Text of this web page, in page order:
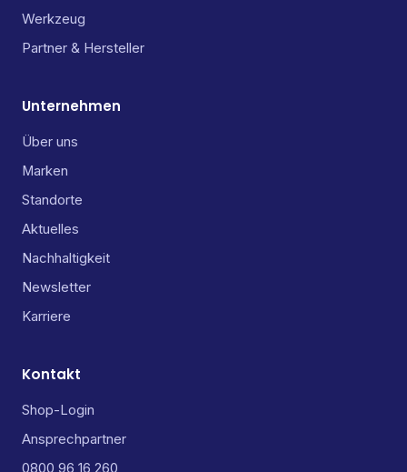
Werkzeug
Partner & Hersteller
Unternehmen
Über uns
Marken
Standorte
Aktuelles
Nachhaltigkeit
Newsletter
Karriere
Kontakt
Shop-Login
Ansprechpartner
0800 96 16 260